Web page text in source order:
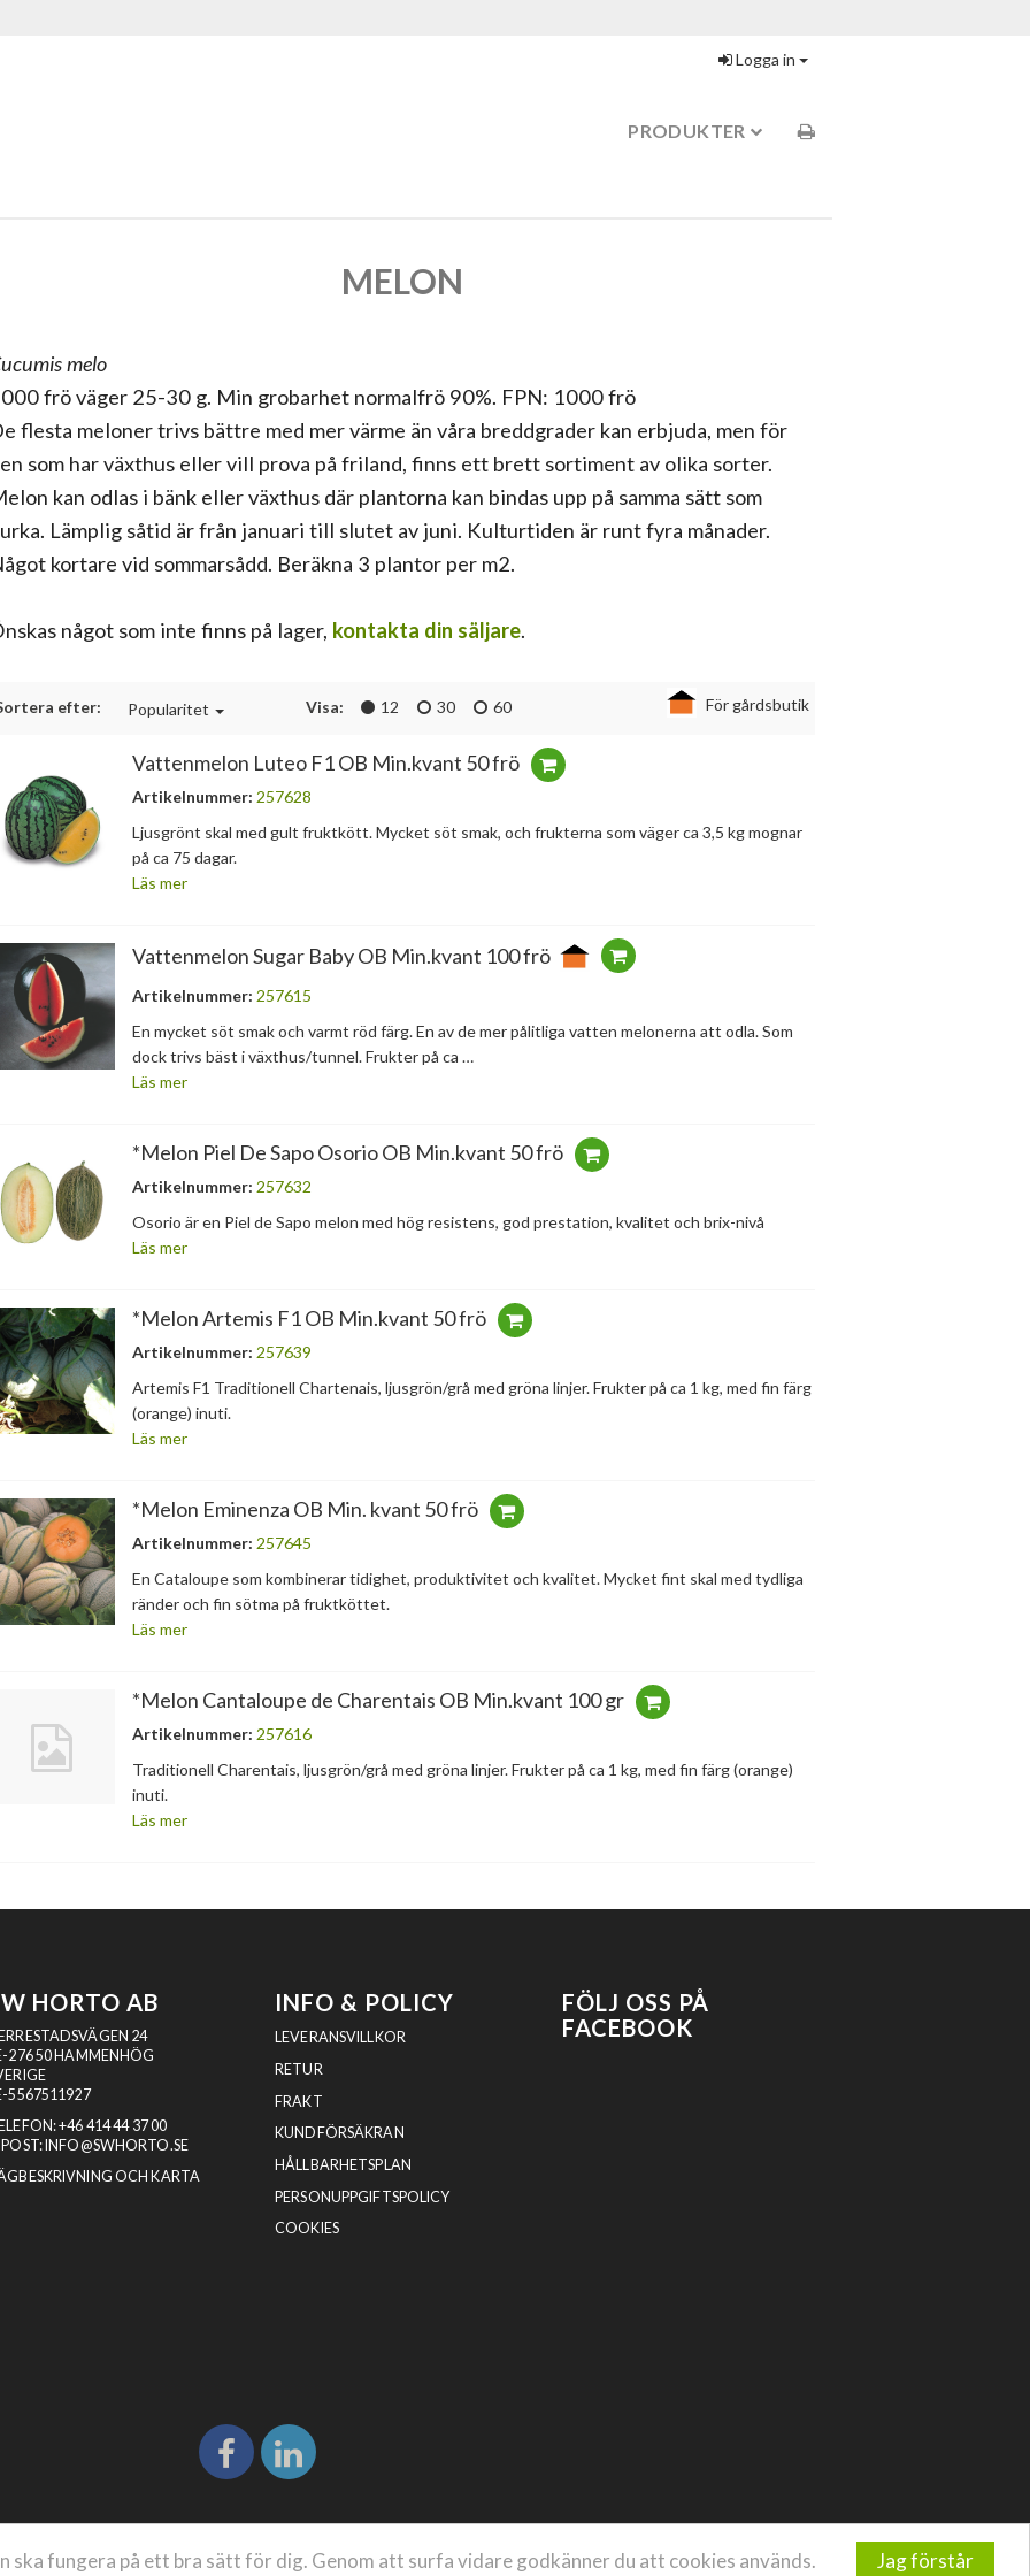
Jag förstår
ska fungera på ett bra sätt för dig. Genom att surfa vidare godkänner du att cookies används.
Logga in
PRODUKTER
MELON
melo
frö väger 25-30 g. Min grobarhet normalfrö 90%. FPN: 1000 frö
flesta meloner trivs bättre med mer värme än våra breddgrader kan erbjuda, men för
som har växthus eller vill prova på friland, finns ett brett sortiment av olika sorter.
kan odlas i bänk eller växthus där plantorna kan bindas upp på samma sätt som
Lämplig såtid är från januari till slutet av juni. Kulturtiden är runt fyra månader.
kortare vid sommarsådd. Beräkna 3 plantor per m2.
något som inte finns på lager, kontakta din säljare.
efter: Popularitet Visa: 12 30 60 För gårdsbutik
Vattenmelon Luteo F1 OB Min.kvant 50 frö
Artikelnummer: 257628
Ljusgrönt skal med gult fruktkött. Mycket söt smak, och frukterna som väger ca 3,5 kg mognar
på ca 75 dagar.
Läs mer
Vattenmelon Sugar Baby OB Min.kvant 100 frö
Artikelnummer: 257615
En mycket söt smak och varmt röd färg. En av de mer pålitliga vatten melonerna att odla. Som
dock trivs bäst i växthus/tunnel. Frukter på ca …
Läs mer
*Melon Piel De Sapo Osorio OB Min.kvant 50 frö
Artikelnummer: 257632
Osorio är en Piel de Sapo melon med hög resistens, god prestation, kvalitet och brix-nivå
Läs mer
*Melon Artemis F1 OB Min.kvant 50 frö
Artikelnummer: 257639
Artemis F1 Traditionell Chartenais, ljusgrön/grå med gröna linjer. Frukter på ca 1 kg, med fin färg
(orange) inuti.
Läs mer
*Melon Eminenza OB Min. kvant 50 frö
Artikelnummer: 257645
En Cataloupe som kombinerar tidighet, produktivitet och kvalitet. Mycket fint skal med tydliga
ränder och fin sötma på fruktköttet.
Läs mer
*Melon Cantaloupe de Charentais OB Min.kvant 100 gr
Artikelnummer: 257616
Traditionell Charentais, ljusgrön/grå med gröna linjer. Frukter på ca 1 kg, med fin färg (orange)
inuti.
Läs mer
HORTO AB
24
276 50 HAMMENHÖG
5567511927
+46 414 44 37 00
POST: INFO@SWHORTO.SE
OCH KARTA
INFO & POLICY
LEVERANSVILLKOR
RETUR
FRAKT
KUNDFÖRSÄKRAN
HÅLLBARHETSPLAN
PERSONUPPGIFTSPOLICY
COOKIES
FÖLJ OSS PÅ
FACEBOOK